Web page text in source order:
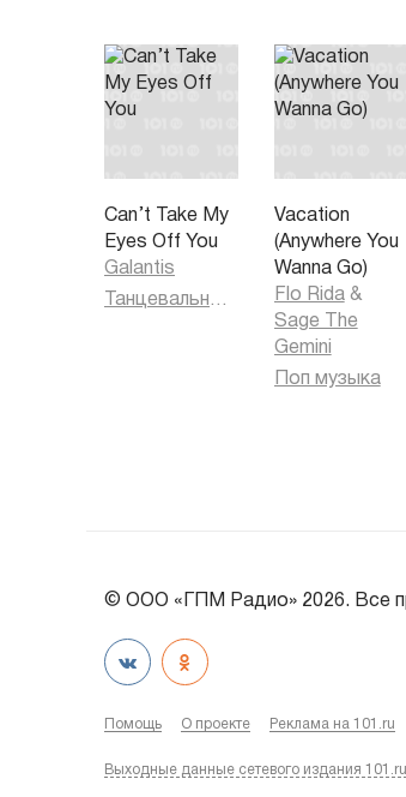
Can’t Take My
Eyes Off You
Galantis
Танцевальная музыка
Vacation
(Anywhere You
Wanna Go)
Flo Rida &
Sage The
Gemini
Поп музыка
© ООО «ГПМ Радио» 2026. Все
Помощь О проекте Реклама на 101.ru
Выходные данные сетевого издания 101.ru